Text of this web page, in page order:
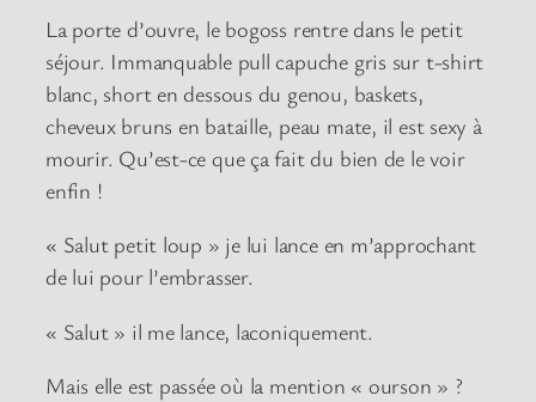
La porte d’ouvre, le bogoss rentre dans le petit
séjour. Immanquable pull capuche gris sur t-shirt
blanc, short en dessous du genou, baskets,
cheveux bruns en bataille, peau mate, il est sexy à
mourir. Qu’est-ce que ça fait du bien de le voir
enfin !
« Salut petit loup » je lui lance en m’approchant
de lui pour l’embrasser.
« Salut » il me lance, laconiquement.
Mais elle est passée où la mention « ourson » ?